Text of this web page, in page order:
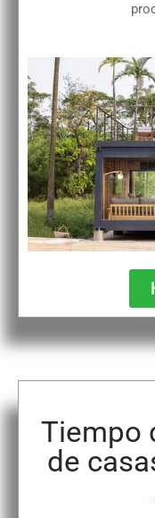
Tiempo
de